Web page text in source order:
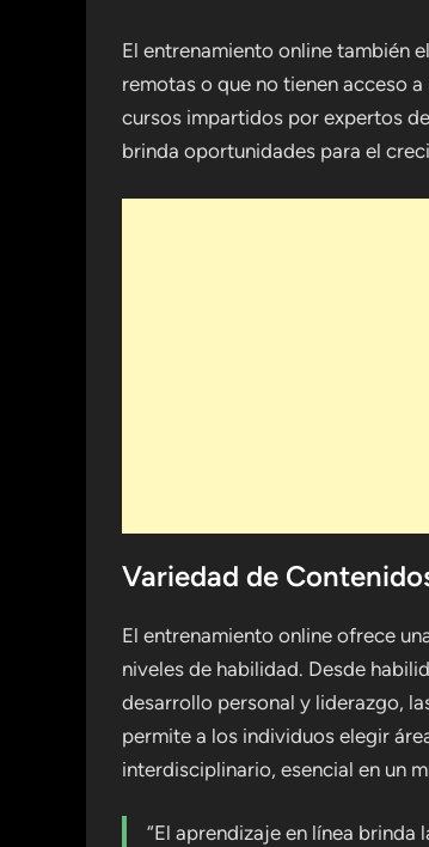
El entrenamiento online también
remotas o que no tienen acceso
cursos impartidos por expertos
brinda oportunidades para el
Variedad de
El entrenamiento online ofrece
niveles de habilidad. Desde
desarrollo personal y liderazgo,
permite a los individuos elegir
interdisciplinario, esencial en un
“El aprendizaje en línea